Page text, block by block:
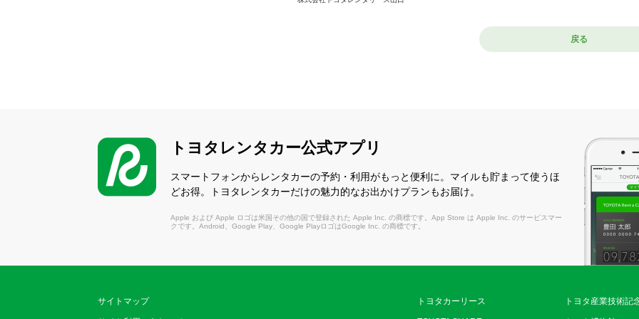
戻る
トヨタレンタカー公式アプリ
スマートフォンからレンタカーの予約・利用がもっと便利に。マイルも貯まって使うほ
どお得。トヨタレンタカーだけの魅力的なお出かけプランもお届け。
Apple および Apple ロゴは米国その他の国で登録された Apple Inc. の商標です。App Store は Apple Inc. のサービスマー
クです。Android、Google Play、Google PlayロゴはGoogle Inc. の商標です。
サイトマップ トヨタカーリース トヨタ産業技術記